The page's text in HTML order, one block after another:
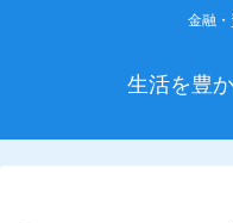
金融
生活を豊